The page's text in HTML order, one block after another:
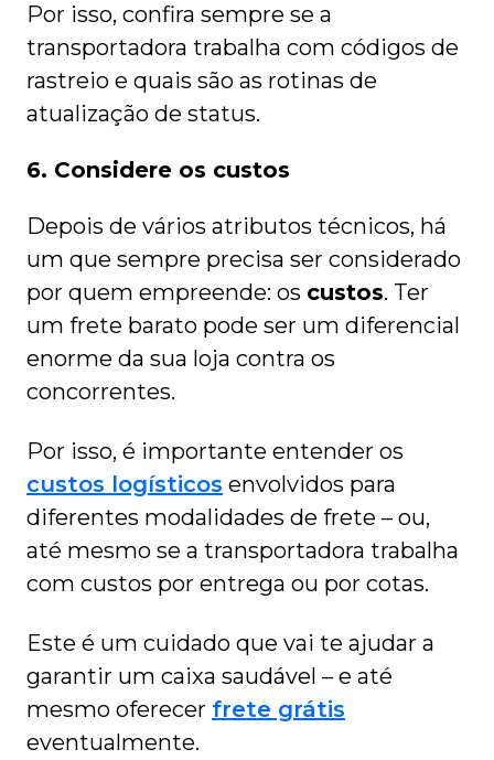
Por isso, confira sempre se a
transportadora trabalha com códigos de
rastreio e quais são as rotinas de
atualização de status.
6. Considere os custos
Depois de vários atributos técnicos, há
um que sempre precisa ser considerado
por quem empreende: os custos. Ter
um frete barato pode ser um diferencial
enorme da sua loja contra os
concorrentes.
Por isso, é importante entender os
custos logísticos envolvidos para
diferentes modalidades de frete – ou,
até mesmo se a transportadora trabalha
com custos por entrega ou por cotas.
Este é um cuidado que vai te ajudar a
garantir um caixa saudável – e até
mesmo oferecer frete grátis
eventualmente.